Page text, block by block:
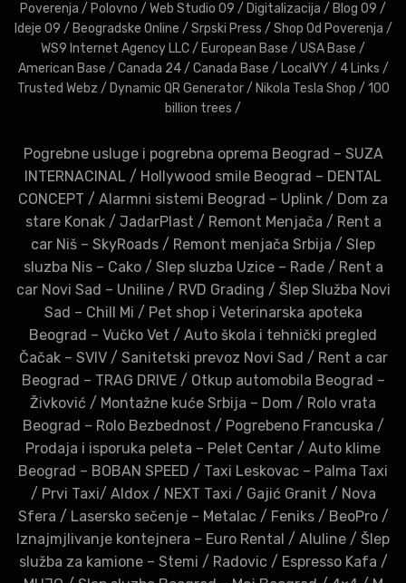
Poverenja / Polovno / Web Studio 09 / Digitalizacija / Blog 09 /
Ideje 09 / Beogradske Online / Srpski Press / Shop Od Poverenja /
WS9 Internet Agency LLC/ European Base / USA Base /
American Base / Canada 24/ Canada Base / LocalVY/ 4 Links /
Trusted Webz / Dynamic QR Generator/ Nikola Tesla Shop / 100
billion trees /
Pogrebne usluge i pogrebna oprema Beograd – SUZA
INTERNACINAL / Hollywood smile Beograd – DENTAL
CONCEPT / Alarmni sistemi Beograd – Uplink / Dom za
stare Konak/ JadarPlast / Remont Menjača / Rent a
car Niš – SkyRoads / Remont menjača Srbija / Slep
sluzba Nis – Cako/ Slep sluzba Uzice – Rade/ Rent a
car Novi Sad – Uniline/ RVD Grading / Šlep Služba Novi
Sad – Chill Mi / Pet shop i Veterinarska apoteka
Beograd – Vučko Vet / Auto škola i tehnički pregled
Čačak – SVIV/ Sanitetski prevoz Novi Sad / Rent a car
Beograd – TRAG DRIVE/ Otkup automobila Beograd –
Živković / Montažne kuće Srbija – Dom / Rolo vrata
Beograd – Rolo Bezbednost / Pogrebeno Francuska /
Prodaja i isporuka peleta – Pelet Centar / Auto klime
Beograd – BOBAN SPEED / Taxi Leskovac – Palma Taxi
/ Prvi Taxi/ Aldox / NEXT Taxi / Gajić Granit / Nova
Sfera / Lasersko sečenje – Metalac/ Feniks/ BeoPro/
Iznajmjlivanje kontejnera – Euro Rental / Aluline / Šlep
služba za kamione – Stemi / Radovic/ Espresso Kafa /